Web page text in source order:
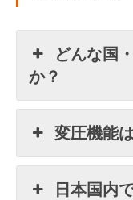
どんな国
か？
変圧機能
日本国内